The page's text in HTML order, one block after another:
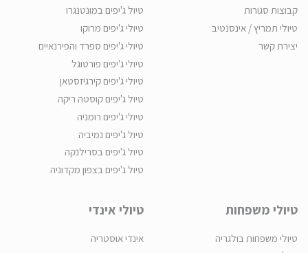
קבוצות סגורות
טיולי תמריץ / אינסנטיב
יצירת קשר
טיול ג'יפים במונטנגרו
טיולי ג'יפים מרוקו
טיולי ג'יפים ספרד והפירנאיים
טיולי ג'יפים פורטוגל
טיולי ג'יפים קירגיזסטאן
טיול ג'יפים קוסטה ריקה
טיולי ג'יפים רומניה
טיול ג'יפים נמיביה
טיול ג'יפים בסרילנקה
טיול ג'יפים בצפון מקדוניה
טיולי משפחות
טיולי משפחות בולגריה
טיולי אינדי
אינדי אוסטריה